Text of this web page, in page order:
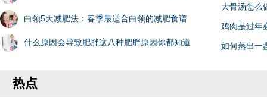
白领5天减肥法：春季最适合白领的减肥食谱
什么原因会导致肥胖这八种肥胖原因你都知道
大骨汤怎么
鸡肉是过年
如何蒸出一
热点